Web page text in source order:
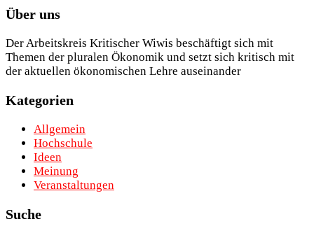
Über uns
Der Arbeitskreis Kritischer Wiwis beschäftigt sich mit
Themen der pluralen Ökonomik und setzt sich kritisch mit
der aktuellen ökonomischen Lehre auseinander
Kategorien
Allgemein
Hochschule
Ideen
Meinung
Veranstaltungen
Suche